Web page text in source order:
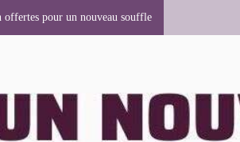
offertes pour un nouveau souffle